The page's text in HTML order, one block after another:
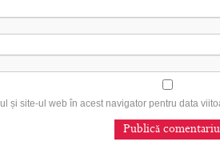
și site-ul web în acest navigator pentru data